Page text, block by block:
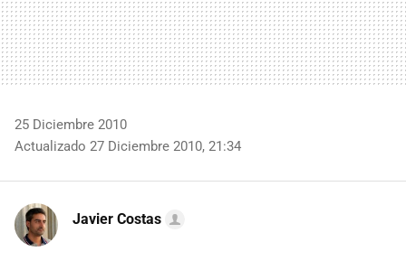
25 Diciembre 2010
Actualizado 27 Diciembre 2010, 21:34
Javier Costas